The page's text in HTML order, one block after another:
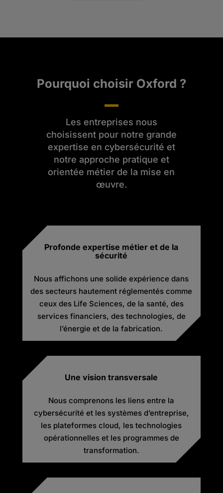
Pourquoi choisir Oxford ?
Les entreprises nous
choisissent pour notre grande
expertise en cybersécurité et
notre approche pratique et
orientée métier de la mise en
œuvre.
Profonde expertise métier et de la
sécurité
Nous affichons une solide expérience dans
des secteurs hautement réglementés comme
ceux des Life Sciences, de la santé, des
services financiers, des technologies, de
l’énergie et de la fabrication.
Une vision transversale
Nous comprenons les liens entre la
cybersécurité et les systèmes d’entreprise,
les plateformes cloud, les technologies
opérationnelles et les programmes de
transformation.